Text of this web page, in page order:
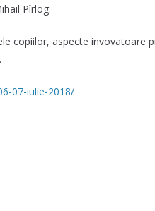
Pîrlog.
copiilor, aspecte invovatoare
07-iulie-2018/